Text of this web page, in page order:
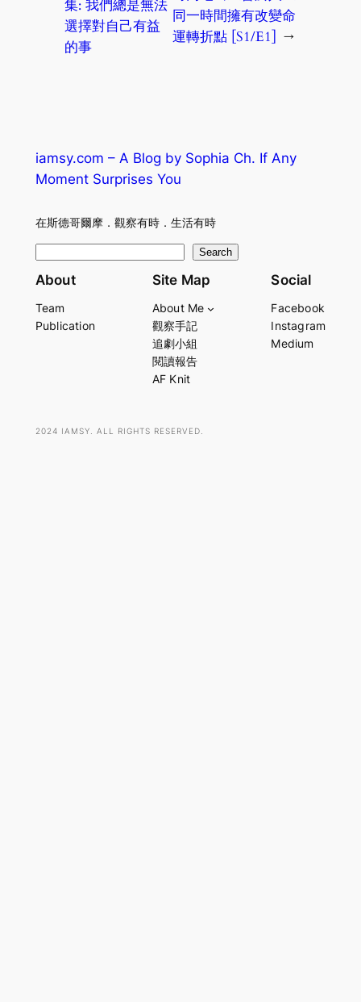
集: 我們總是無法
選擇對自己有益
的事
同一時間擁有改變命
運轉折點 [S1/E1] →
iamsy.com – A Blog by Sophia Ch. If Any
Moment Surprises You
在斯德哥爾摩．觀察有時．生活有時
e
r
Search
About
Team
Publication
Site Map
About Me
觀察手記
追劇小組
閱讀報告
AF Knit
Social
Facebook
Instagram
Medium
2024 IAMSY. ALL RIGHTS RESERVED.